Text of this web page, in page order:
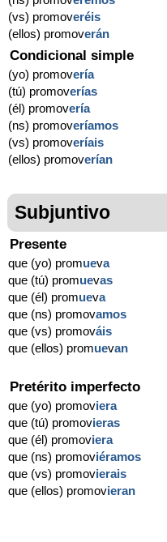
(vs) promoveréis
(ellos) promoverán
Condicional simple
(yo) promovería
(tú) promoverías
(él) promovería
(ns) promoveríamos
(vs) promoveríais
(ellos) promoverían
Subjuntivo
Presente
que (yo) promueva
que (tú) promuevas
que (él) promueva
que (ns) promovamos
que (vs) promováis
que (ellos) promuevan
Pretérito imperfecto
que (yo) promoviera
que (tú) promovieras
que (él) promoviera
que (ns) promoviéramos
que (vs) promovierais
que (ellos) promovieran